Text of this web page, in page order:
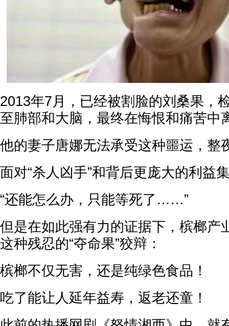
2013年7月，已经被割脸的刘桑果，
至肺部和大脑，最终在悔恨和痛苦中
他的妻子唐娜无法承受这种噩运，整
面对“杀人凶手”和背后更庞大的利益
“还能怎么办，只能等死了……”
但是在如此强有力的证据下，槟榔产
这种残忍的“夺命果”狡辩：
槟榔不仅无害，还是纯绿色食品！
吃了能让人延年益寿，返老还童！